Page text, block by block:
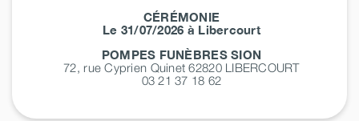
CÉRÉMONIE
Le 31/07/2026 à Libercourt
POMPES FUNÈBRES SION
72, rue Cyprien Quinet 62820 LIBERCOURT
03 21 37 18 62